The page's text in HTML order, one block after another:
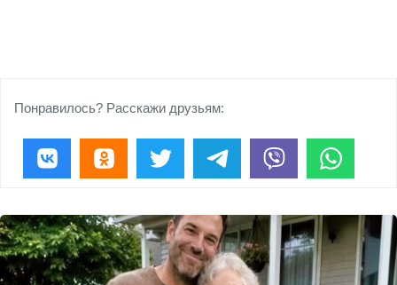
Понравилось? Расскажи друзьям: